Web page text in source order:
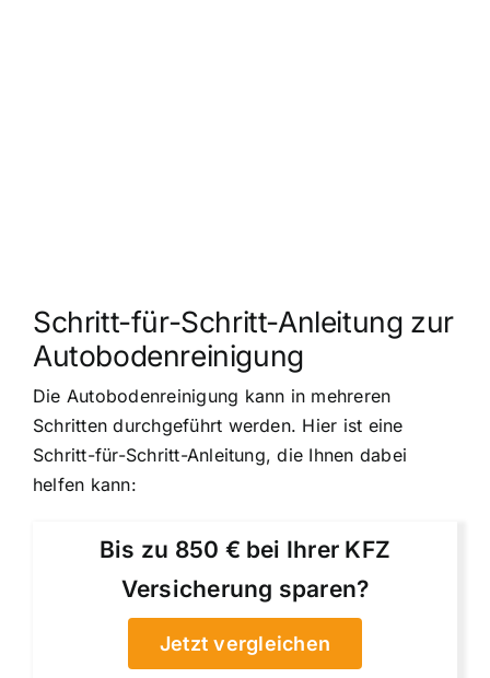
Schritt-für-Schritt-Anleitung zur
Autobodenreinigung
Die Autobodenreinigung kann in mehreren
Schritten durchgeführt werden. Hier ist eine
Schritt-für-Schritt-Anleitung, die Ihnen dabei
helfen kann:
Bis zu 850 € bei Ihrer KFZ
Versicherung sparen?
Jetzt vergleichen